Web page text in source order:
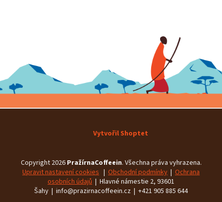
Vytvořil Shoptet
Copyright 2026 PražírnaCoffeein. Všechna práva vyhrazena.
Upravit nastavení cookies | Obchodní podmínky | Ochrana
osobních údajů | Hlavné námestie 2, 93601
Šahy | info@prazirnacoffeein.cz | +421 905 885 644